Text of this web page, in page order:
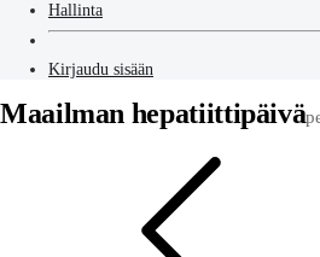
Hallinta
Kirjaudu sisään
Maailman hepatiittipäivä